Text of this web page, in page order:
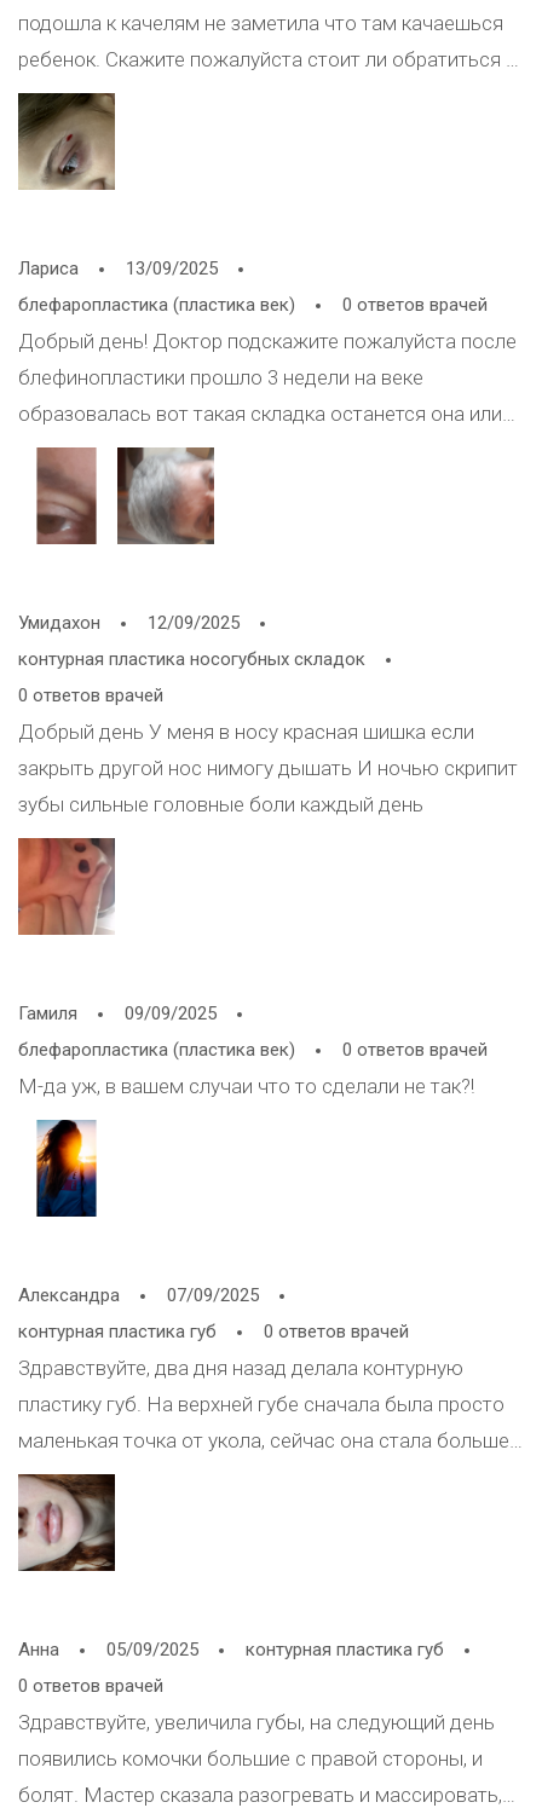
подошла к качелям не заметила что там качаешься
ребенок. Скажите пожалуйста стоит ли обратиться к
врачу и при такой ране нужно накладывать швы или
нет?
Лариса
13/09/2025
блефаропластика (пластика век)
0 ответов врачей
Добрый день! Доктор подскажите пожалуйста после
блефинопластики прошло 3 недели на веке
образовалась вот такая складка останется она или
нет может быть что-то нужно сделать помазать или
выпить лекарство от отёка подскажите пожалуйста и
ещё над бровью и на лбу образовалась мелкая сыпь
Умидахон
12/09/2025
контурная пластика носогубных складок
0 ответов врачей
Добрый день У меня в носу красная шишка если
закрыть другой нос нимогу дышать И ночью скрипит
зубы сильные головные боли каждый день
Гамиля
09/09/2025
блефаропластика (пластика век)
0 ответов врачей
М-да уж, в вашем случаи что то сделали не так?!
Александра
07/09/2025
контурная пластика губ
0 ответов врачей
Здравствуйте, два дня назад делала контурную
пластику губ. На верхней губе сначала была просто
маленькая точка от укола, сейчас она стала больше,
переживаю что началось какое-то воспаление, не
знаю что делать. Сейчас намазала холесалом
Анна 05/09/2025
контурная пластика губ
0 ответов врачей
Здравствуйте, увеличила губы, на следующий день
появились комочки большие с правой стороны, и
болят. Мастер сказала разогревать и массировать,